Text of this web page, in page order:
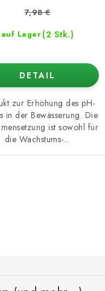
auf Lager (2 Stk.)
7,98 €
DETAIL
zur Erhöhung des pH-
in der Bewässerung. Die
ist sowohl für
die Wachstums-...